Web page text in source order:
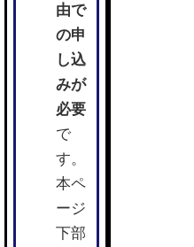
由で
の申
し込
みが
必要
で
す。
本ペ
ージ
下部